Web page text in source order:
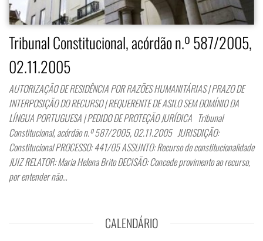
Tribunal Constitucional, acórdão n.º 587/2005,
02.11.2005
AUTORIZAÇÃO DE RESIDÊNCIA POR RAZÕES HUMANITÁRIAS | PRAZO DE
INTERPOSIÇÃO DO RECURSO | REQUERENTE DE ASILO SEM DOMÍNIO DA
LÍNGUA PORTUGUESA | PEDIDO DE PROTEÇÃO JURÍDICA Tribunal
Constitucional, acórdão n.º 587/2005, 02.11.2005 JURISDIÇÃO:
Constitucional PROCESSO: 441/05 ASSUNTO: Recurso de constitucionalidade
JUIZ RELATOR: Maria Helena Brito DECISÃO: Concede provimento ao recurso,
por entender não…
CALENDÁRIO